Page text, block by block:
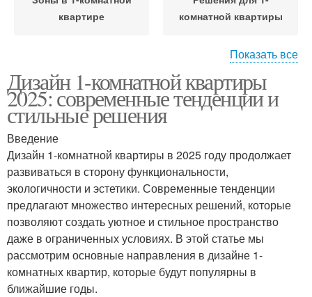
квартире
комнатной квартиры
Планировка для 1-
комнатной квартиры
Освещение в квартире
Мебель для 1-
комнатной квартиры
Квартира на
функциональные зоны
Интерьер для 1-
комнатной квартиры
Квартира с
ограниченным
бюджетом
Показать все
Дизайн 1-комнатной квартиры
2025: современные тенденции и
стильные решения
Введение
Дизайн 1-комнатной квартиры в 2025 году продолжает
развиваться в сторону функциональности,
экологичности и эстетики. Современные тенденции
предлагают множество интересных решений, которые
позволяют создать уютное и стильное пространство
даже в ограниченных условиях. В этой статье мы
рассмотрим основные направления в дизайне 1-
комнатных квартир, которые будут популярны в
ближайшие годы.